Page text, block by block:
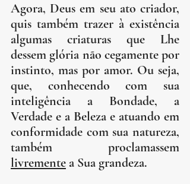
Agora, Deus em seu ato criador,
quis também trazer à existência
algumas criaturas que Lhe
dessem glória não cegamente por
instinto, mas por amor. Ou seja,
que, conhecendo com sua
inteligência a Bondade, a
Verdade e a Beleza e atuando em
conformidade com sua natureza,
livremente a Sua grandeza.